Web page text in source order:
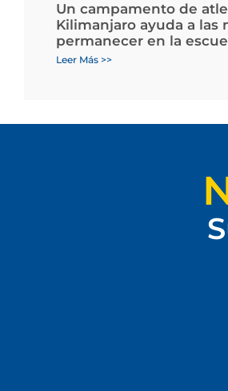
Un campamento de
Kilimanjaro ayuda a las
permanecer en la
Leer Más >>